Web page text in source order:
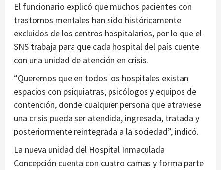
El funcionario explicó que muchos pacientes con
trastornos mentales han sido históricamente
excluidos de los centros hospitalarios, por lo que el
SNS trabaja para que cada hospital del país cuente
con una unidad de atención en crisis.
“Queremos que en todos los hospitales existan
espacios con psiquiatras, psicólogos y equipos de
contención, donde cualquier persona que atraviese
una crisis pueda ser atendida, ingresada, tratada y
posteriormente reintegrada a la sociedad”, indicó.
La nueva unidad del Hospital Inmaculada
Concepción cuenta con cuatro camas y forma parte